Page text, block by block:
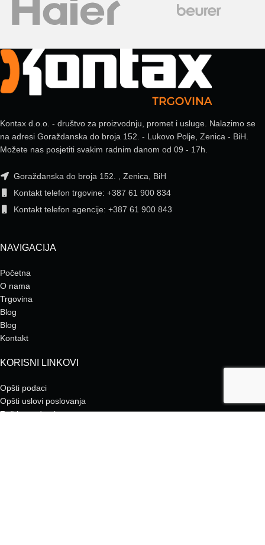
Kontax d.o.o. - društvo za proizvodnju, promet i usluge. Nalazimo se
na adresi Goraždanska do broja 152. - Lukovo Polje, Zenica - BiH.
Možete nas posjetiti svakim radnim danom od 09 - 17h.
Goraždanska do broja 152. , Zenica, BiH
Kontakt telefon trgovine: +387 61 900 834
Kontakt telefon agencije: +387 61 900 843
NAVIGACIJA
Početna
O nama
Trgovina
Blog
Blog
Kontakt
KORISNI LINKOVI
Opšti podaci
Opšti uslovi poslovanja
Zaštita podataka